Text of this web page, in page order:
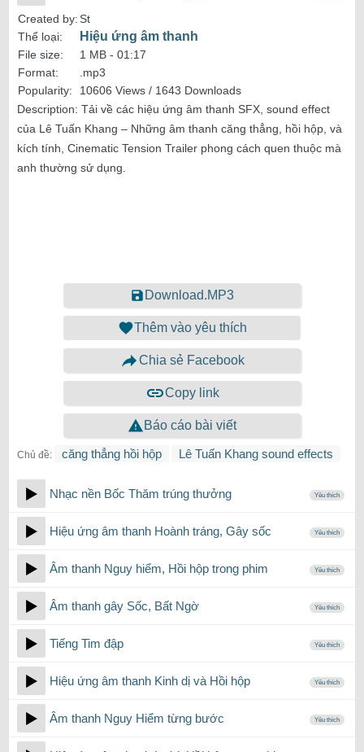
Created by: St
Thể loại:
Hiệu ứng âm thanh
File size: 1 MB - 01:17
Format:
.mp3
Popularity:
10606 Views / 1643 Downloads
Description: Tải về các hiệu ứng âm thanh SFX, sound effect
của Lê Tuấn Khang – Những âm thanh căng thẳng, hồi hộp, và
kích tính, Cinematic Tension Trailer phong cách quen thuộc mà
anh thường sử dụng.
Download.MP3
Thêm vào yêu thích
Chia sẻ Facebook
Copy link
Báo cáo bài viết
Chủ đề: căng thẳng hồi hộp Lê Tuấn Khang sound effects
Nhạc nền Bốc Thăm trúng thưởng Yêu thích
Hiệu ứng âm thanh Hoành tráng, Gây sốc Yêu thích
Âm thanh Nguy hiểm, Hồi hộp trong phim Yêu thích
Âm thanh gây Sốc, Bất Ngờ Yêu thích
Tiếng Tim đập Yêu thích
Hiệu ứng âm thanh Kinh dị và Hồi hộp Yêu thích
Âm thanh Nguy Hiểm từng bước Yêu thích